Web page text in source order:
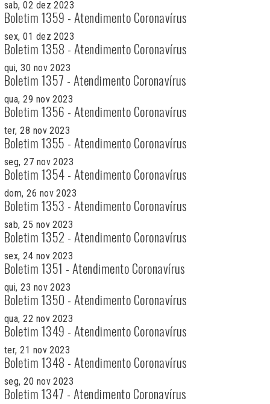
sab, 02 dez 2023
Boletim 1359 - Atendimento Coronavírus
sex, 01 dez 2023
Boletim 1358 - Atendimento Coronavírus
qui, 30 nov 2023
Boletim 1357 - Atendimento Coronavírus
qua, 29 nov 2023
Boletim 1356 - Atendimento Coronavírus
ter, 28 nov 2023
Boletim 1355 - Atendimento Coronavírus
seg, 27 nov 2023
Boletim 1354 - Atendimento Coronavírus
dom, 26 nov 2023
Boletim 1353 - Atendimento Coronavírus
sab, 25 nov 2023
Boletim 1352 - Atendimento Coronavírus
sex, 24 nov 2023
Boletim 1351 - Atendimento Coronavírus
qui, 23 nov 2023
Boletim 1350 - Atendimento Coronavírus
qua, 22 nov 2023
Boletim 1349 - Atendimento Coronavírus
ter, 21 nov 2023
Boletim 1348 - Atendimento Coronavírus
seg, 20 nov 2023
Boletim 1347 - Atendimento Coronavírus